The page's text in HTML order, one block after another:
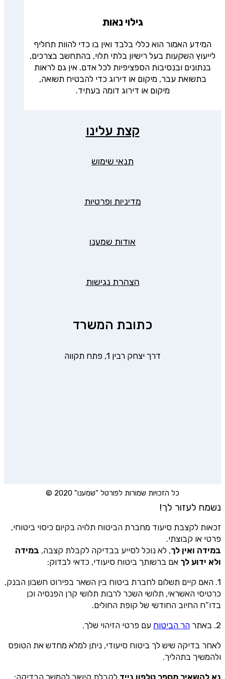
גילוי נאות
המידע האמור הוא כללי בלבד ואין בו כדי להוות תחליף
לייעוץ השקעות בעל רישיון בלתי תלוי, בהתחשב בצרכים,
בנתונים ובנסיבות הספציפיות לכל אדם. אין גם לראות
בתשואת עבר, מיקום או דירוג כדי להבטיח תשואה,
מיקום או דירוג דומה בעתיד.
קצת עלינו
תנאי שימוש
מדיניות ופרטיות
אודות שמענו
הצהרת נגישות
כתובת המשרד
דרך יצחק רבין 1, פתח תקווה
כל הזכויות שמורות לפורטל "שמענו" 2020 ©
נשמח לעזור לך!
זכאות לקצבת סיעוד מחברת הביטוח תלויה בקיום כיסוי ביטוחי,
פרטי או קבוצתי.
במידה ואין לך, לא נוכל לסייע בבדיקה לקבלת קצבה, במידה
ולא ידוע לך אם ברשותך ביטוח סיעודי, כדאי לבדוק:
1. האם קיים תשלום לחברת ביטוח בין השאר בפירוט חשבון הבנק,
כרטיסי האשראי, תלושי השכר לרבות תלושי קרן הפנסיה וכן
בדו”ח החיוב החודשי של קופת החולים.
2. באתר
הר הביטוח עם פרטי הזיהוי שלך.
לאחר בדיקה שיש לך ביטוח סיעודי, ניתן למלא מחדש את הטופס
ולהמשיך בתהליך.
נא להשאיר מספר טלפון נייד לקבלת קישור להמשך הבדיקה: